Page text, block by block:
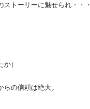
トーリーに魅せられ・・・
）
の信頼は絶大。